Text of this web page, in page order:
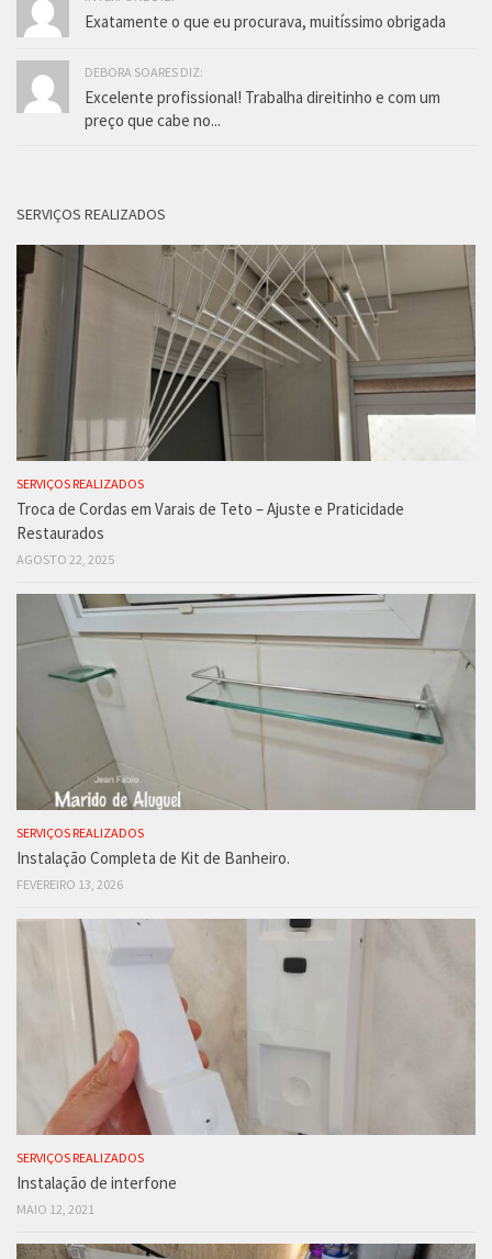
Exatamente o que eu procurava, muitíssimo obrigada
DEBORA SOARES DIZ:
Excelente profissional! Trabalha direitinho e com um
preço que cabe no...
SERVIÇOS REALIZADOS
SERVIÇOS REALIZADOS
Troca de Cordas em Varais de Teto – Ajuste e Praticidade
Restaurados
AGOSTO 22, 2025
SERVIÇOS REALIZADOS
Instalação Completa de Kit de Banheiro.
FEVEREIRO 13, 2026
SERVIÇOS REALIZADOS
Instalação de interfone
MAIO 12, 2021